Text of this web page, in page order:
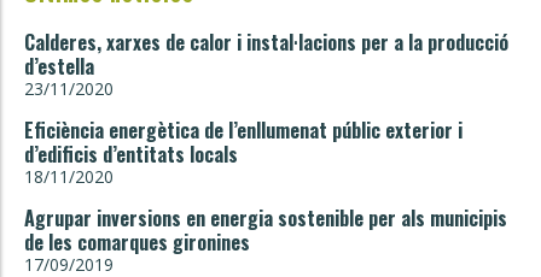
Calderes, xarxes de calor i instal·lacions per a la producció
d’estella
23/11/2020
Eficiència energètica de l’enllumenat públic exterior i
d’edificis d’entitats locals
18/11/2020
Agrupar inversions en energia sostenible per als municipis
de les comarques gironines
17/09/2019